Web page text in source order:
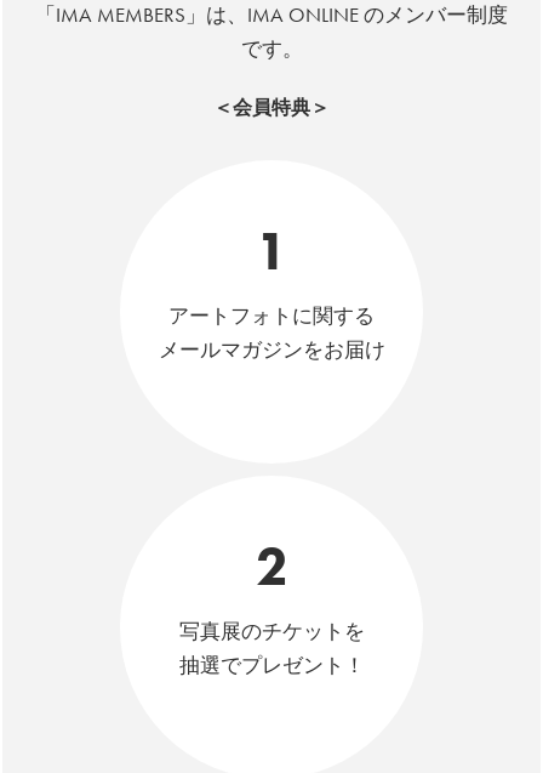
「IMA MEMBERS」は、IMA ONLINE のメンバー制度
です。
＜会員特典＞
1
アートフォトに関する
メールマガジンをお届け
2
写真展のチケットを
抽選でプレゼント！